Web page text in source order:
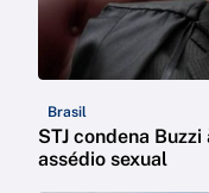
Brasil
STJ condena
assédio sexual